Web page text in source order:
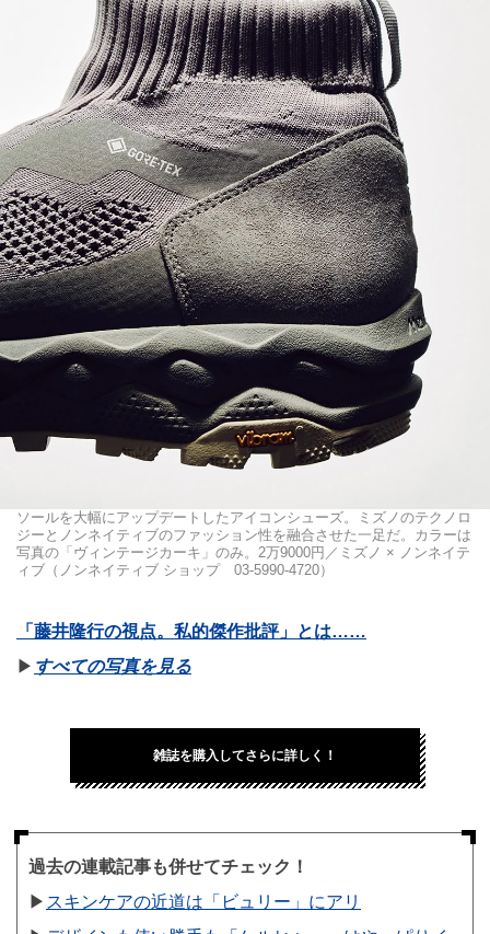
ソールを大幅にアップデートしたアイコンシューズ。ミズノのテクノロ
ジーとノンネイティブのファッション性を融合させた一足だ。カラーは
写真の「ヴィンテージカーキ」のみ。2万9000円／ミズノ × ノンネイテ
ィブ（ノンネイティブ ショップ 03-5990-4720）
「藤井隆行の視点。私的傑作批評」とは……
▶︎ すべての写真を見る
雑誌を購入してさらに詳しく！
過去の連載記事も併せてチェック！
▶︎ スキンケアの近道は「ビュリー」にアリ